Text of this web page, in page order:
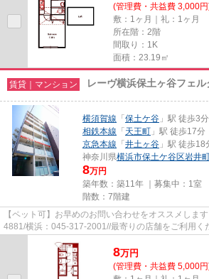
(管理費・共益費 3,000
敷：1ヶ月｜礼：1ヶ月
所在階：2階
間取り：1K
面積：23.19㎡
賃貸｜マンション レーヴ横浜保土ヶ谷フェ
横須賀線 「 保土ケ谷 」駅 徒歩3分
相鉄本線 「 天王町 」駅 徒歩17分
京急本線 「 井土ヶ谷 」駅 徒歩18
神奈川県横浜市保土ケ谷区岩井
8万円
築年数：築11年 ｜募集中： 1室
階数：7階建
【ペット可】お早めのお問い合わせをオススメしま
4881/横浜：045-317-2001//最寄りの店舗をご利用
8万円
(管理費・共益費 5,000